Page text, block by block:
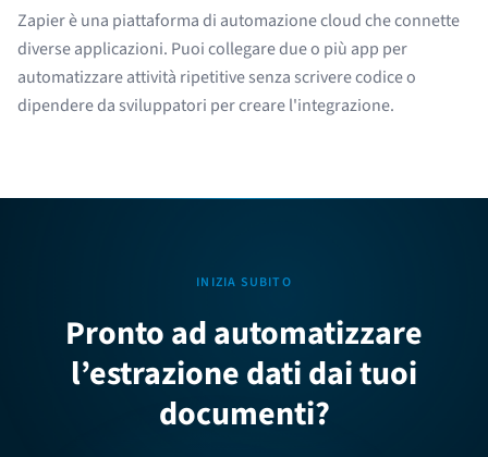
Zapier è una piattaforma di automazione cloud che connette
diverse applicazioni. Puoi collegare due o più app per
automatizzare attività ripetitive senza scrivere codice o
dipendere da sviluppatori per creare l'integrazione.
INIZIA SUBITO
Pronto ad automatizzare
l’estrazione dati dai tuoi
documenti?